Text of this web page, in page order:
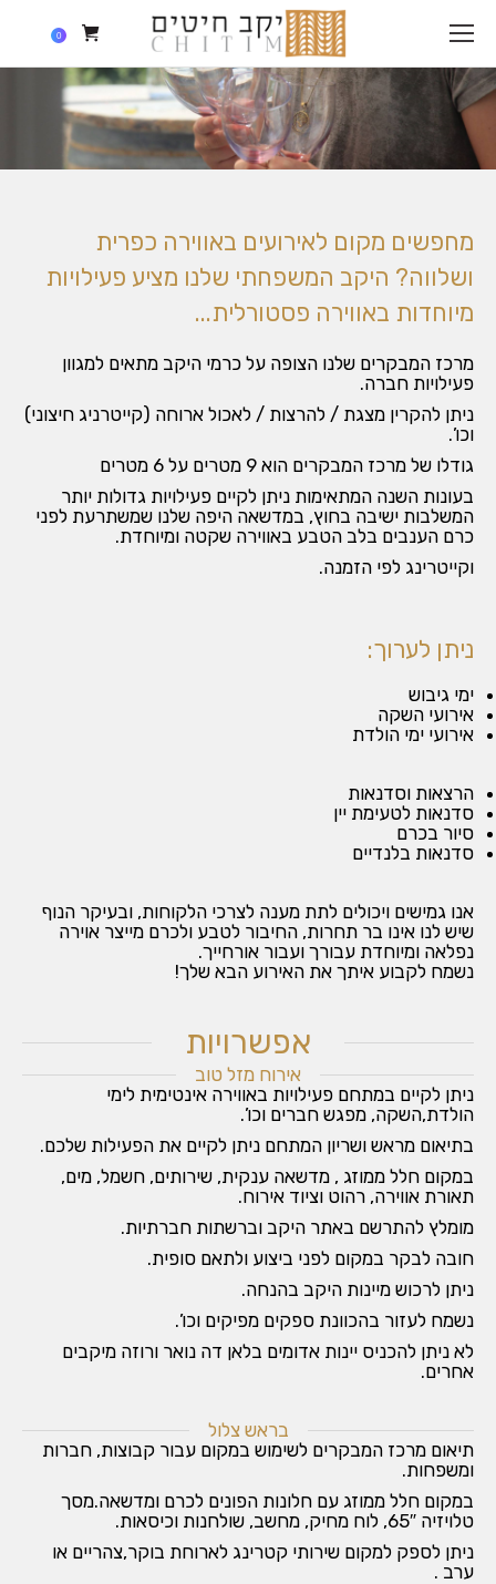
0
מחפשים מקום לאירועים באווירה כפרית
ושלווה? היקב המשפחתי שלנו מציע פעילויות
מיוחדות באווירה פסטורלית...
מרכז המבקרים שלנו הצופה על כרמי היקב מתאים למגוון
פעילויות חברה.
ניתן להקרין מצגת / להרצות / לאכול ארוחה (קייטרניג חיצוני)
וכו’.
גודלו של מרכז המבקרים הוא 9 מטרים על 6 מטרים
בעונות השנה המתאימות ניתן לקיים פעילויות גדולות יותר
המשלבות ישיבה בחוץ, במדשאה היפה שלנו שמשתרעת לפני
כרם הענבים בלב הטבע באווירה שקטה ומיוחדת.
וקייטרינג לפי הזמנה.
ניתן לערוך:
ימי גיבוש
אירועי השקה
אירועי ימי הולדת
הרצאות וסדנאות
סדנאות לטעימת יין
סיור בכרם
סדנאות בלנדיים
אנו גמישים ויכולים לתת מענה לצרכי הלקוחות, ובעיקר הנוף
שיש לנו אינו בר תחרות, החיבור לטבע ולכרם מייצר אוירה
נפלאה ומיוחדת עבורך ועבור אורחייך.
נשמח לקבוע איתך את האירוע הבא שלך!
אפשרויות
אירוח מזל טוב
ניתן לקיים במתחם פעילויות באווירה אינטימית לימי
הולדת,השקה, מפגש חברים וכו’.
בתיאום מראש ושריון המתחם ניתן לקיים את הפעילות שלכם.
במקום חלל ממוזג , מדשאה ענקית, שירותים, חשמל, מים,
תאורת אווירה, רהוט וציוד אירוח.
מומלץ להתרשם באתר היקב וברשתות חברתיות.
חובה לבקר במקום לפני ביצוע ולתאם סופית.
ניתן לרכוש מיינות היקב בהנחה.
נשמח לעזור בהכוונת ספקים מפיקים וכו’.
לא ניתן להכניס יינות אדומים בלאן דה נואר ורוזה מיקבים
אחרים.
בראש צלול
תיאום מרכז המבקרים לשימוש במקום עבור קבוצות, חברות
ומשפחות.
במקום חלל ממוזג עם חלונות הפונים לכרם ומדשאה.מסך
טלויזיה 65″, לוח מחיק, מחשב, שולחנות וכיסאות.
ניתן לספק למקום שירותי קטרינג לארוחת בוקר,צהריים או
ערב .